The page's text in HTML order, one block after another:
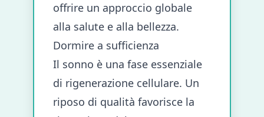
offrire un approccio globale
alla salute e alla bellezza.
Dormire a sufficienza
Il sonno è una fase essenziale
di rigenerazione cellulare. Un
riposo di qualità favorisce la